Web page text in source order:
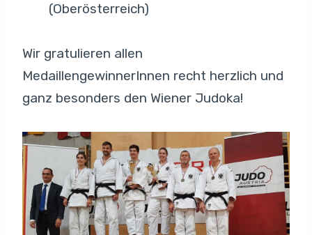
(Oberösterreich)
Wir gratulieren allen
MedaillengewinnerInnen recht herzlich und
ganz besonders den Wiener Judoka!